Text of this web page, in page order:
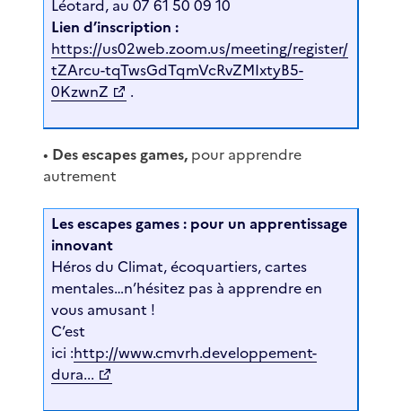
Léotard, au 07 61 50 09 10
Lien d’inscription :
https://us02web.zoom.us/meeting/register/
tZArcu-tqTwsGdTqmVcRvZMIxtyB5-
0KzwnZ
.
• Des escapes games, pour apprendre
autrement
Les escapes games : pour un apprentissage
innovant
Héros du Climat, écoquartiers, cartes
mentales…n’hésitez pas à apprendre en
vous amusant !
C’est
ici :http://www.cmvrh.developpement-
dura...